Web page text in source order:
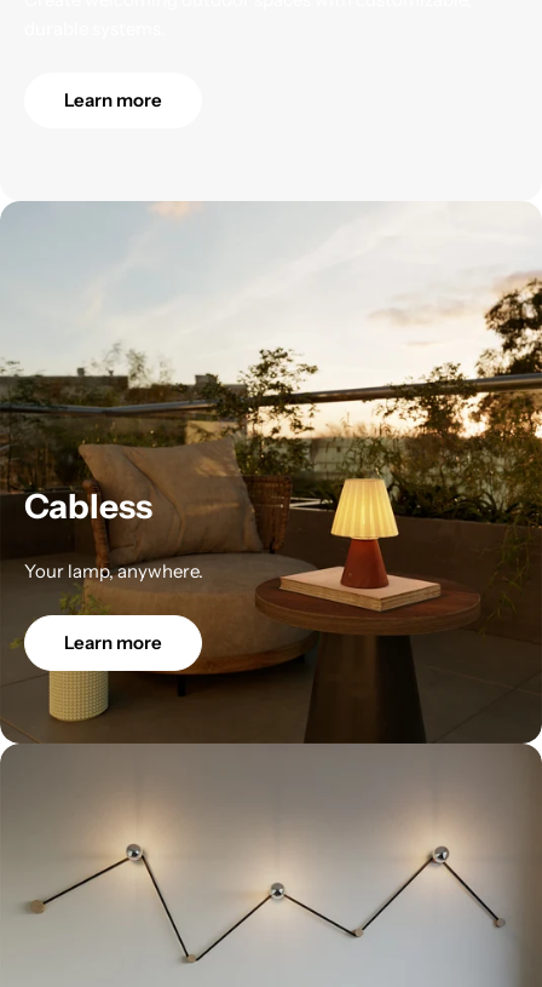
Learn more
Cabless
Your lamp, anywhere.
Learn more